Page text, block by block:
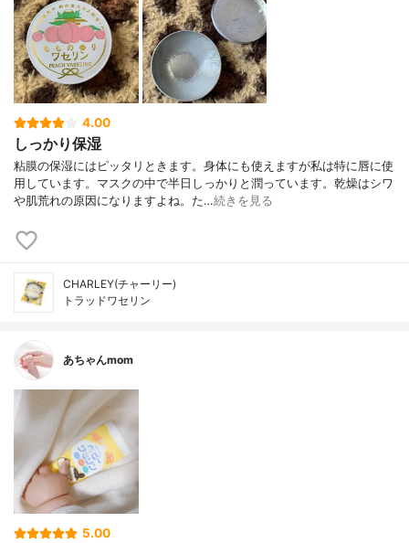
4.00
しっかり保湿
粘膜の保湿にはピッタリときます。身体にも使えますが私は特に唇に使
用しています。マスクの中で半日しっかりと潤っています。乾燥はシワ
や肌荒れの原因になりますよね。た…続きを見る
CHARLEY(チャーリー)
トラッドワセリン
あちゃんmom
5.00